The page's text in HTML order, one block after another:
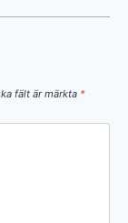
fält är märkta *